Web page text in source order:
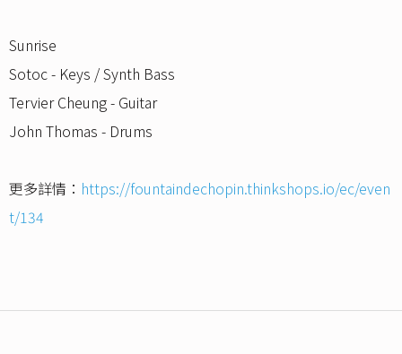
Sunrise
Sotoc - Keys / Synth Bass
Tervier Cheung - Guitar
John Thomas - Drums
更多詳情： https://fountaindechopin.thinkshops.io/ec/even
t/134